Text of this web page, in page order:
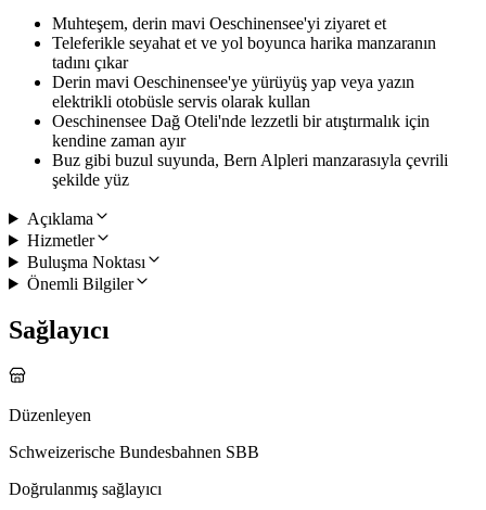
Muhteşem, derin mavi Oeschinensee'yi ziyaret et
Teleferikle seyahat et ve yol boyunca harika manzaranın
tadını çıkar
Derin mavi Oeschinensee'ye yürüyüş yap veya yazın
elektrikli otobüsle servis olarak kullan
Oeschinensee Dağ Oteli'nde lezzetli bir atıştırmalık için
kendine zaman ayır
Buz gibi buzul suyunda, Bern Alpleri manzarasıyla çevrili
şekilde yüz
Açıklama
Hizmetler
Buluşma Noktası
Önemli Bilgiler
Sağlayıcı
Düzenleyen
Schweizerische Bundesbahnen SBB
Doğrulanmış sağlayıcı